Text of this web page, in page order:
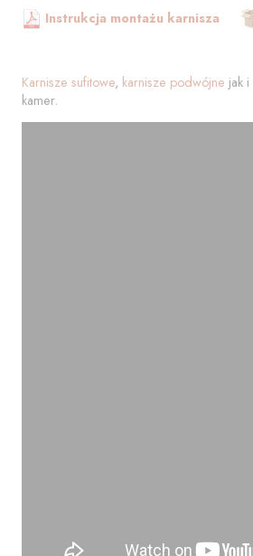
Instrukcja montażu karnisza
Karnisze sufitowe, karnisze podwójne jak i
kamer.